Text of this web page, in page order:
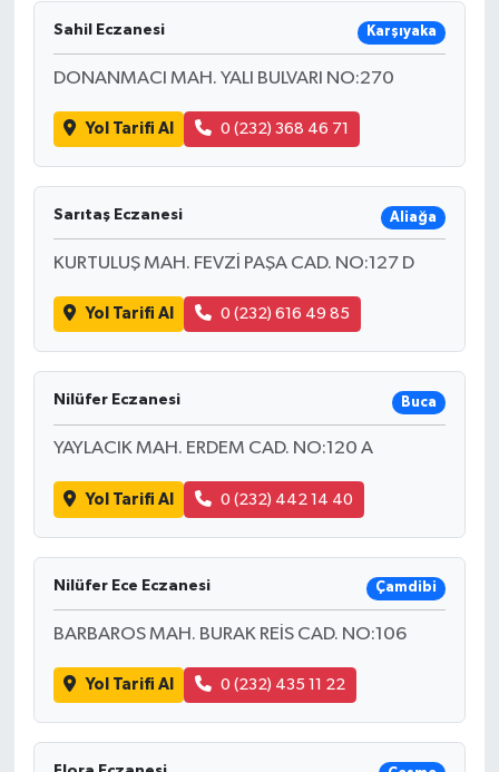
Sahil Eczanesi Karşıyaka
DONANMACI MAH. YALI BULVARI NO:270
Yol Tarifi Al 0 (232) 368 46 71
Sarıtaş Eczanesi Aliağa
KURTULUŞ MAH. FEVZİ PAŞA CAD. NO:127 D
Yol Tarifi Al 0 (232) 616 49 85
Nilüfer Eczanesi Buca
YAYLACIK MAH. ERDEM CAD. NO:120 A
Yol Tarifi Al 0 (232) 442 14 40
Nilüfer Ece Eczanesi Çamdibi
BARBAROS MAH. BURAK REİS CAD. NO:106
Yol Tarifi Al 0 (232) 435 11 22